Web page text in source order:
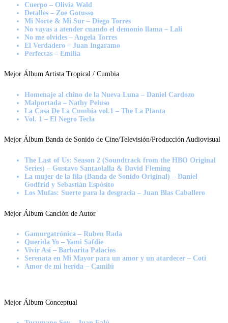
Cuerpo – Olivia Wald
Detalles – Zoe Gotusso
Mi Norte & Mi Sur – Diego Torres
No vayas a atender cuando el demonio llama – Lali
No me olvides – Angela Torres
El Verdadero – Juan Ingaramo
Perfectas – Emilia
Mejor Álbum Artista Tropical / Cumbia
Homenaje al chino de la Nueva Luna – Daniel Cardozo
Malportada – Nathy Peluso
La Casa De La Cumbia vol.1 – The La Planta
Vol. 1 – El Negro Tecla
Mejor Álbum Banda de Sonido de Cine/Televisión/Producción Audiovisual
The Last of Us: Season 2 (Soundtrack from the HBO Original
Series) – Gustavo Santaolalla & David Fleming
La mujer de la fila (Banda de Sonido Original) – Daniel
Godfrid y Sebastián Espósito
Los Mufas: Suerte para la desgracia – Juan Blas Caballero
Mejor Álbum Canción de Autor
Gamurgatrónica – Ruben Rada
Querida Yo – Yami Safdie
Vivir Así – Barbarita Palacios
Serenata en Mi Mayor para un amor y un atardecer – Coti
Amor de mi herida – Camilú
Mejor Álbum Conceptual